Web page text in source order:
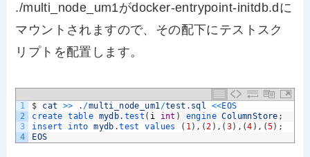
./multi_node_um1がdocker-entrypoint-initdb.dに
マウントされますので、その配下にテストスク
リプトを配置します。
1
2
3
4
$ cat >> . /multi_node_um1/test . sql <<EOS
create table mydb. test ( i int ) engine ColumnStore ;
insert into mydb .test values ( 1) , (2 ) , ( 3) , (4 ) , (5) ;
EOS